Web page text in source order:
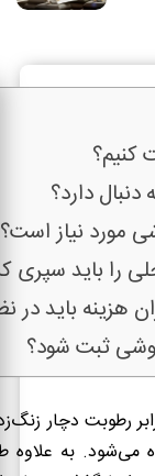
کنیم؟
دارد؟
مورد نیاز است؟
را باید سپری
هزینه باید در
ثبت شود؟
رطوبت دچار
می‌شود. به علاوه